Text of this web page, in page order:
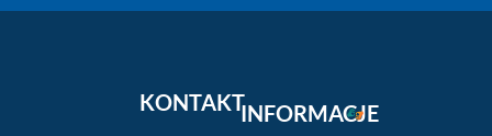
KONTAKTINFORMACJE